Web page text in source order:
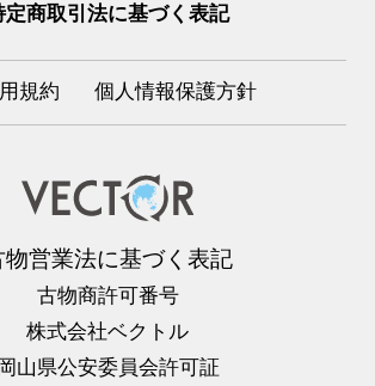
定商取引法に基づく表記
規約 個人情報保護方針
物営業法に基づく表記
古物商許可番号
株式会社ベクトル
岡山県公安委員会許可証